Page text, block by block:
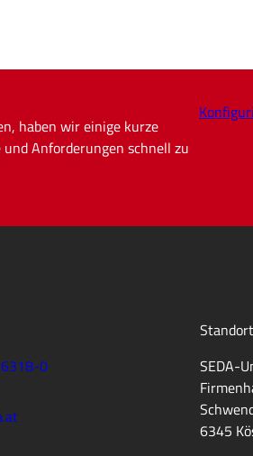
haben wir einige kurze
Anforderungen schnell zu
0
SEDA-
6345